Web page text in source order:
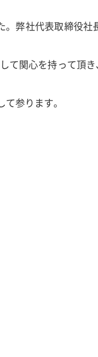
弊社代表取締役社
て関心を持って頂
参ります。